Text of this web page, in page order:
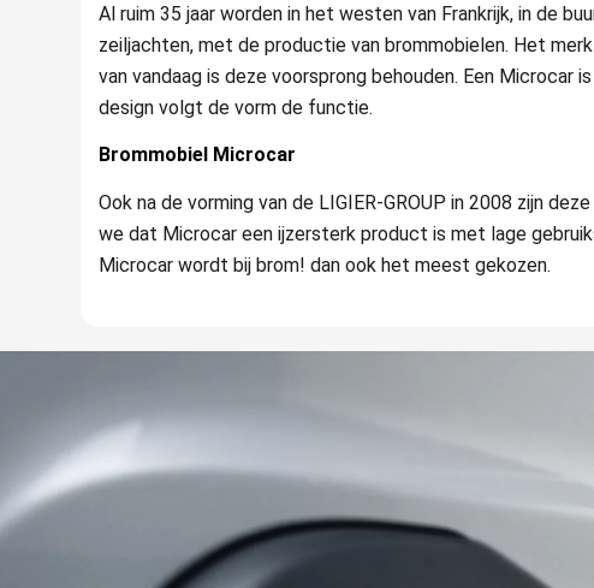
Al ruim 35 jaar worden in het westen van Frankrijk, in de
zeiljachten, met de productie van brommobielen. Het
van vandaag is deze voorsprong behouden. Een
design volgt de vorm de functie.
Brommobiel Microcar
Ook na de vorming van de LIGIER-GROUP in 2008 zijn
we dat Microcar een ijzersterk product is met lage
Microcar wordt bij brom! dan ook het meest gekozen.